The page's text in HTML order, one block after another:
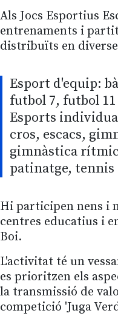
Als Jocs Esportius
entrenaments i
distribuïts en
Esport d'equip:
futbol 7, futbol
Esports
cros, escacs,
gimnàstica
patinatge,
Hi participen nens i
centres educatius i
Boi.
L'activitat té un
es prioritzen els
la transmissió de
competició 'Juga